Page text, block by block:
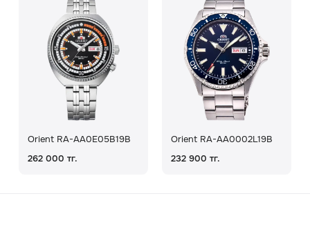
Orient RA-AA0E05B19B
262 000 тг.
Orient RA-AA0002L19B
232 900 тг.